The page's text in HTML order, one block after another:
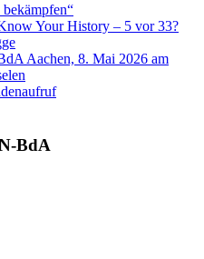
Your History – 5 vor 33?
Aachen, 8. Mai 2026 am
BdA